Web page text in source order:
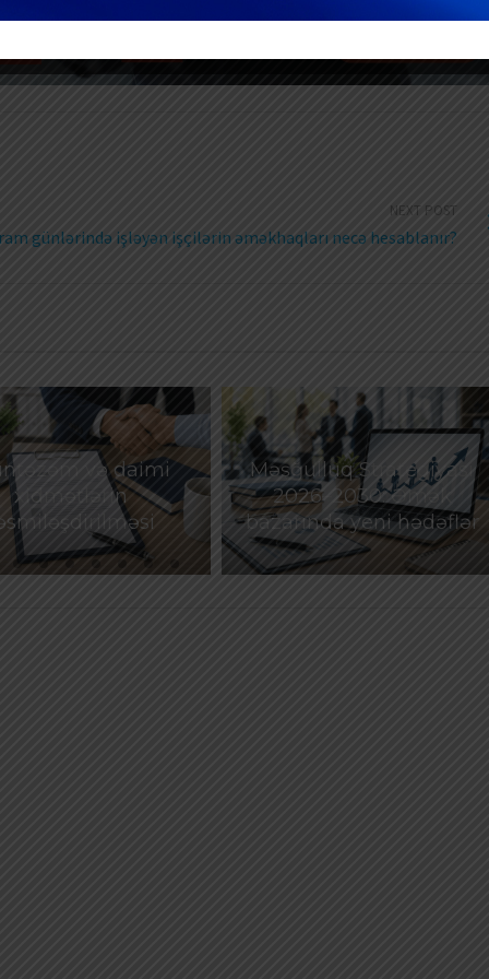
NEXT POST
günlərində işləyən işçilərin əməkhaqları necə hesablanır?
və daimi
xidmətlərin
Məşğulluq Strategiyası
2026–2030: Əmək
bazarında yeni hədəflər